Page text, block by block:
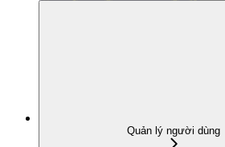
Quản lý người dùng